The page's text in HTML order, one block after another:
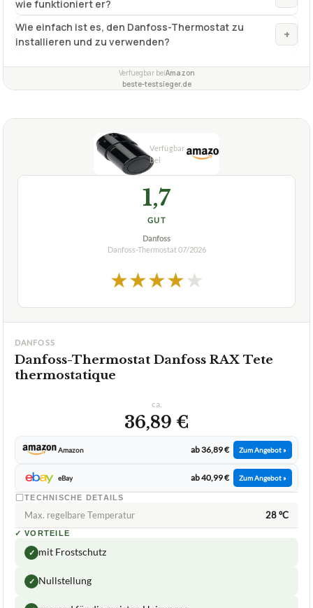
wie funktioniert er?
Wie einfach ist es, den Danfoss-Thermostat zu
installieren und zu verwenden?
+
Verfuegbar beiAmazon
beste-testsieger.de
1,7
GUT
Danfoss
Danfoss-Thermostat07/2026
★★★★★
DANFOSS
Danfoss-Thermostat Danfoss RAX Tete
thermostatique
ca.
36,89 €
Amazon ab 36,89 € Zum Angebot »
eBay ab 40,99 € Zum Angebot »
TECHNISCHE DETAILS
Max. regelbare Temperatur 28 °C
✓ VORTEILE
✓ mit Frostschutz
✓ Nullstellung